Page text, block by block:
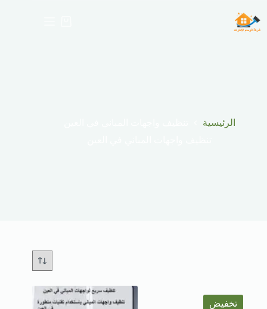
إلى
المحتوى
الرئيسية
تخفيض